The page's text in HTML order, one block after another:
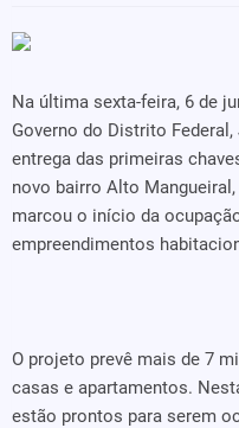
Na última sexta-feira, 6 de
Governo do Distrito
entrega das primeiras
novo bairro Alto
marcou o início da
empreendimentos
O projeto prevê mais de 7
casas e apartamentos.
estão prontos para serem